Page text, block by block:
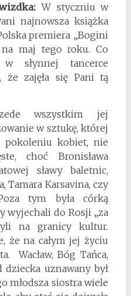
W styczniu w
najnowsza książka
premiera „Bogini
na maj tego roku. Co
w słynnej tancerce
że zajęła się Pani tą
wszystkim jej
w sztukę, której
pokoleniu kobiet, nie
choć Bronisława
sławy baletnic,
Tamara Karsavina, czy
tym była córką
wyjechali do Rosji „za
na granicy kultur.
że na całym jej życiu
Wacław, Bóg Tańca,
uznawany był
młodsza siostra wiele